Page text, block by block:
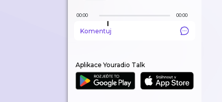
00:00 00:00
Komentuj
Aplikace Youradio Talk